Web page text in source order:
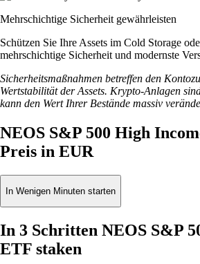
Mehrschichtige Sicherheit gewährleisten
Schützen Sie Ihre Assets im Cold Storage
mehrschichtige Sicherheit und modernste
Sicherheitsmaßnahmen betreffen den
Wertstabilität der Assets. Krypto-Anlagen
kann den Wert Ihrer Bestände massiv
NEOS S&P 500 High
Preis in EUR
In Wenigen Minuten starten
In 3 Schritten NEOS S&P
ETF staken